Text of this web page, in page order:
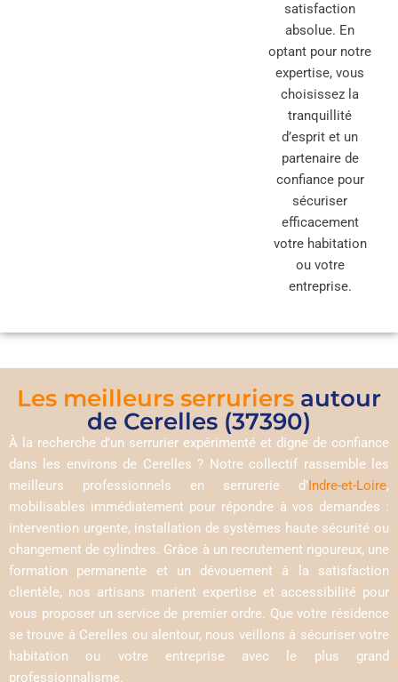
satisfaction
absolue. En
optant pour notre
expertise, vous
choisissez la
tranquillité
d’esprit et un
partenaire de
confiance pour
sécuriser
efficacement
votre habitation
ou votre
entreprise.
Les meilleurs serruriers autour
de Cerelles (37390)
À la recherche d’un serrurier expérimenté et digne de confiance
dans les environs de Cerelles ? Notre collectif rassemble les
meilleurs professionnels en serrurerie d’ Indre-et-Loire,
mobilisables immédiatement pour répondre à vos demandes :
intervention urgente, installation de systèmes haute sécurité ou
changement de cylindres. Grâce à un recrutement rigoureux, une
formation permanente et un dévouement à la satisfaction
clientèle, nos artisans marient expertise et accessibilité pour
vous proposer un service de premier ordre. Que votre résidence
se trouve à Cerelles ou alentour, nous veillons à sécuriser votre
habitation ou votre entreprise avec le plus grand
professionnalisme.